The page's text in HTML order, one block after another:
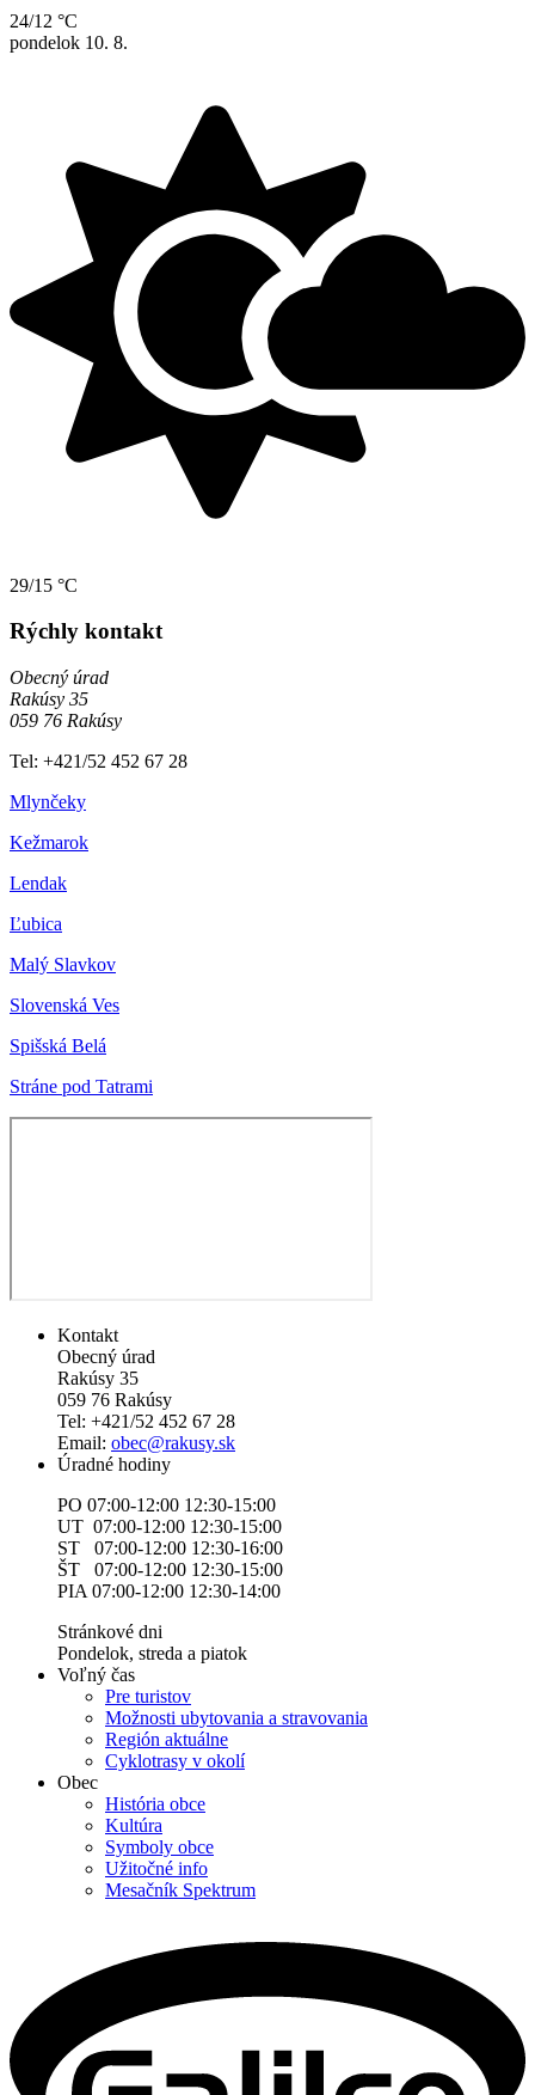
24/12 °C
pondelok 10. 8.
29/15 °C
Rýchly kontakt
Obecný úrad
Rakúsy 35
059 76 Rakúsy
Tel: +421/52 452 67 28
Mlynčeky
Kežmarok
Lendak
Ľubica
Malý Slavkov
Slovenská Ves
Spišská Belá
Stráne pod Tatrami
Kontakt
Obecný úrad
Rakúsy 35
059 76 Rakúsy
Tel: +421/52 452 67 28
Email: obec@rakusy.sk
Úradné hodiny
PO 07:00-12:00 12:30-15:00
UT 07:00-12:00 12:30-15:00
ST 07:00-12:00 12:30-16:00
ŠT 07:00-12:00 12:30-15:00
PIA 07:00-12:00 12:30-14:00
Stránkové dni
Pondelok, streda a piatok
Voľný čas
Pre turistov
Možnosti ubytovania a stravovania
Región aktuálne
Cyklotrasy v okolí
Obec
História obce
Kultúra
Symboly obce
Užitočné info
Mesačník Spektrum